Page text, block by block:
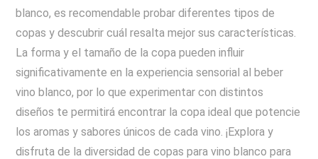
blanco, es recomendable probar diferentes tipos de
copas y descubrir cuál resalta mejor sus características.
La forma y el tamaño de la copa pueden influir
significativamente en la experiencia sensorial al beber
vino blanco, por lo que experimentar con distintos
diseños te permitirá encontrar la copa ideal que potencie
los aromas y sabores únicos de cada vino. ¡Explora y
disfruta de la diversidad de copas para vino blanco para